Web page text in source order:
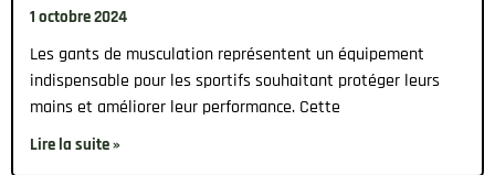
1 octobre 2024
Les gants de musculation représentent un équipement
indispensable pour les sportifs souhaitant protéger leurs
mains et améliorer leur performance. Cette
Lire la suite »